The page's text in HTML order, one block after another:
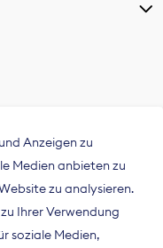
Anzeigen zu
Medien anbieten zu
zu analysieren.
Ihrer Verwendung
soziale Medien,